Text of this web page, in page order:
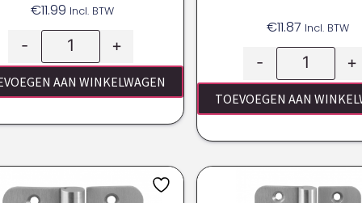
€11.99 Incl. BTW
- +
AAN WINKELWAGEN
€11.87 Incl. BTW
- +
TOEVOEGEN AAN